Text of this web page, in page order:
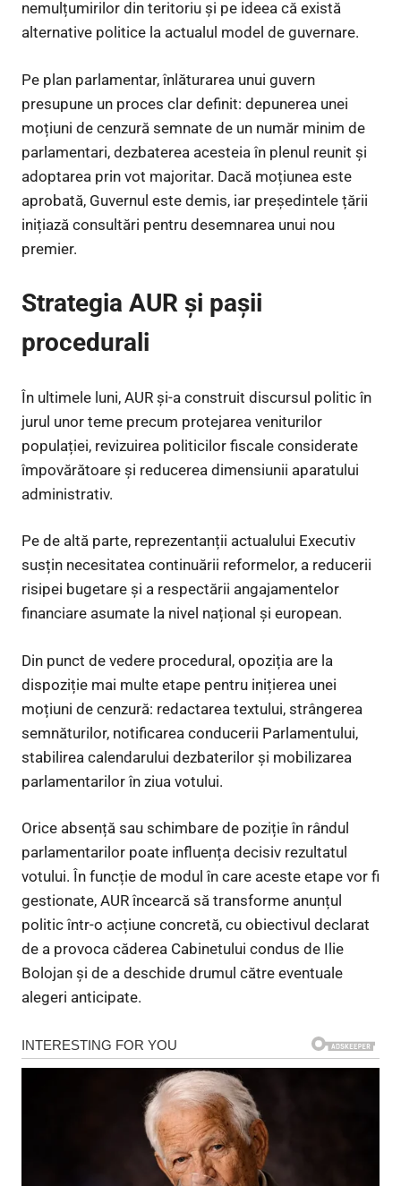
nemulțumirilor din teritoriu și pe ideea că există
alternative politice la actualul model de guvernare.
Pe plan parlamentar, înlăturarea unui guvern
presupune un proces clar definit: depunerea unei
moțiuni de cenzură semnate de un număr minim de
parlamentari, dezbaterea acesteia în plenul reunit și
adoptarea prin vot majoritar. Dacă moțiunea este
aprobată, Guvernul este demis, iar președintele țării
inițiază consultări pentru desemnarea unui nou
premier.
Strategia AUR și pașii
procedurali
În ultimele luni, AUR și-a construit discursul politic în
jurul unor teme precum protejarea veniturilor
populației, revizuirea politicilor fiscale considerate
împovărătoare și reducerea dimensiunii aparatului
administrativ.
Pe de altă parte, reprezentanții actualului Executiv
susțin necesitatea continuării reformelor, a reducerii
risipei bugetare și a respectării angajamentelor
financiare asumate la nivel național și european.
Din punct de vedere procedural, opoziția are la
dispoziție mai multe etape pentru inițierea unei
moțiuni de cenzură: redactarea textului, strângerea
semnăturilor, notificarea conducerii Parlamentului,
stabilirea calendarului dezbaterilor și mobilizarea
parlamentarilor în ziua votului.
Orice absență sau schimbare de poziție în rândul
parlamentarilor poate influența decisiv rezultatul
votului. În funcție de modul în care aceste etape vor fi
gestionate, AUR încearcă să transforme anunțul
politic într-o acțiune concretă, cu obiectivul declarat
de a provoca căderea Cabinetului condus de Ilie
Bolojan și de a deschide drumul către eventuale
alegeri anticipate.